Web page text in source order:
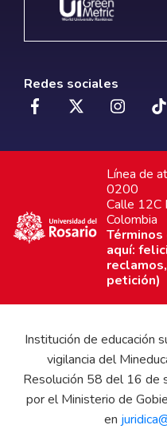
Redes sociales
Línea de
0200
Calle 12C
Colombia
Términos
aquí:
petición)
Institución de educación
vigilancia del
Resolución 58 del 16 de
por el Ministerio de
en